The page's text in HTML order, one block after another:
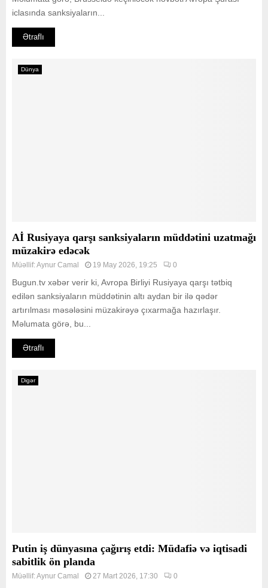
iclasında sanksiyaların...
Ətraflı
Dünya
Aİ Rusiyaya qarşı sanksiyaların müddətini uzatmağı
müzakirə edəcək
Müəllif:Aynur Camal 19 May 2026, 19:25 0
Bugun.tv xəbər verir ki, Avropa Birliyi Rusiyaya qarşı tətbiq
edilən sanksiyaların müddətinin altı aydan bir ilə qədər
artırılması məsələsini müzakirəyə çıxarmağa hazırlaşır.
Məlumata görə, bu...
Ətraflı
Digər
Putin iş dünyasına çağırış etdi: Müdafiə və iqtisadi
sabitlik ön planda
Müəllif:Aynur Camal 27 Mart 2026, 17:30 0